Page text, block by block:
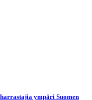
ympäri Suomen